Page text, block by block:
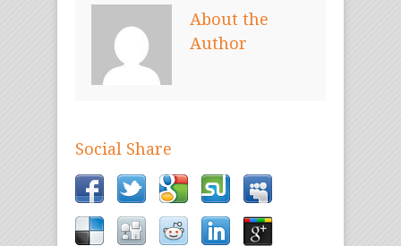
About the
Author
Social Share